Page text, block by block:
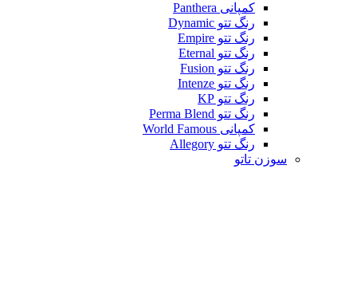
کمپانی Panthera
رنگ تتو Dynamic
رنگ تتو Empire
رنگ تتو Eternal
رنگ تتو Fusion
رنگ تتو Intenze
رنگ تتو KP
رنگ تتو Perma Blend
کمپانی World Famous
رنگ تتو Allegory
سوزن تاتو